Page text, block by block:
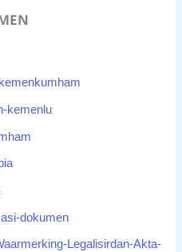
kemenlu
dokumen
Legalisirdan-Akta-